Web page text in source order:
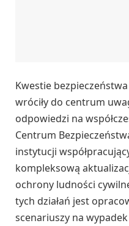
Kwestie
wróciły do centrum
odpowiedzi na
Centrum
instytucji
kompleksową
ochrony ludności
tych działań jest
scenariuszy na